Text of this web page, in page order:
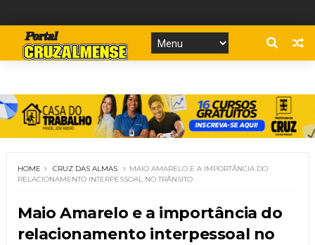
HOME CRUZ DAS ALMAS
MAIO AMARELO E A IMPORTÂNCIA DO
RELACIONAMENTO INTERPESSOAL NO TRÂNSITO
Maio Amarelo e a importância do
relacionamento interpessoal no